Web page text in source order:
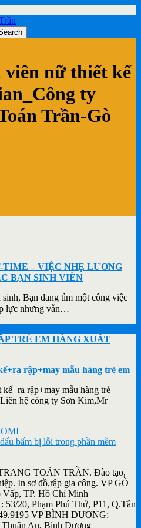
viên nữ thiết kế
ty
Trần-Gò
TIME – VIỆC NHẸ LƯƠNG
BẠN SINH VIÊN
Bạn đang tìm một công việc
lực nhưng vẫn…
TRẺ EM HÀNG XUẤT
rập+may mẫu hàng trẻ em
rập+may mẫu hàng trẻ
hệ công ty Sơn Kim,Mr
bấm bị lỗi trong phần mềm
TOÁN TRẦN. Đào tạo,
In sơ đồ,rập gia công. VP GÒ
TP. Hồ Chí Minh
20, Phạm Phú Thứ, P11, Q.Tân
VP BÌNH DƯƠNG:
An, Bình Dương